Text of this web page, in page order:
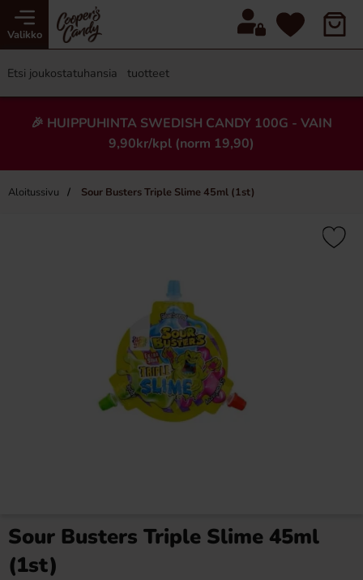
Valikko
🎉 HUIPPUHINTA SWEDISH CANDY 100G - VAIN
9,90kr/kpl (norm 19,90)
Aloitussivu Sour Busters Triple Slime 45ml (1st)
×
Sour Busters Triple Slime 45ml
(1st)